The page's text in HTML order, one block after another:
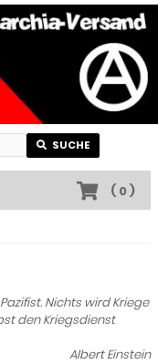
SUCHE
( 0)
Nichts wird Kriege
den Kriegsdienst
Albert Einstein